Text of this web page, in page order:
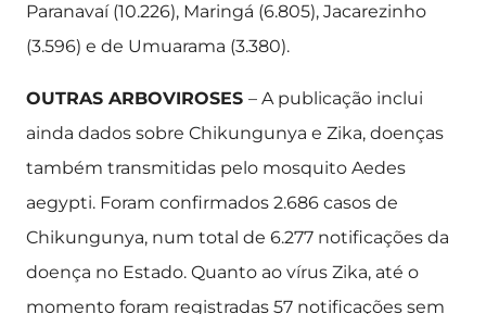
Paranavaí (10.226), Maringá (6.805), Jacarezinho
(3.596) e de Umuarama (3.380).
OUTRAS ARBOVIROSES – A publicação inclui
ainda dados sobre Chikungunya e Zika, doenças
também transmitidas pelo mosquito Aedes
aegypti. Foram confirmados 2.686 casos de
Chikungunya, num total de 6.277 notificações da
doença no Estado. Quanto ao vírus Zika, até o
momento foram registradas 57 notificações sem